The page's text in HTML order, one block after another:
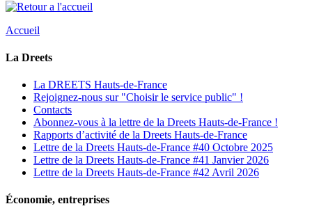
Accueil
La Dreets
La DREETS Hauts-de-France
Rejoignez-nous sur "Choisir le service public" !
Contacts
Abonnez-vous à la lettre de la Dreets Hauts-de-France !
Rapports d’activité de la Dreets Hauts-de-France
Lettre de la Dreets Hauts-de-France #40 Octobre 2025
Lettre de la Dreets Hauts-de-France #41 Janvier 2026
Lettre de la Dreets Hauts-de-France #42 Avril 2026
Économie, entreprises